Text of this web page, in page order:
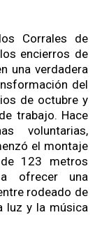
Corrales de
encierros de
una verdadera
del
de octubre y
trabajo. Hace
voluntarias,
el montaje
123 metros
ofrecer una
rodeado de
luz y la música